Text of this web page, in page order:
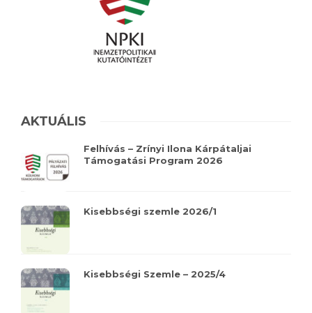
AKTUÁLIS
Felhívás – Zrínyi Ilona Kárpátaljai
Támogatási Program 2026
Kisebbségi szemle 2026/1
Kisebbségi Szemle – 2025/4